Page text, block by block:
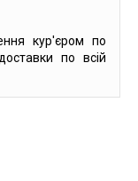
кур'єром по
по всій